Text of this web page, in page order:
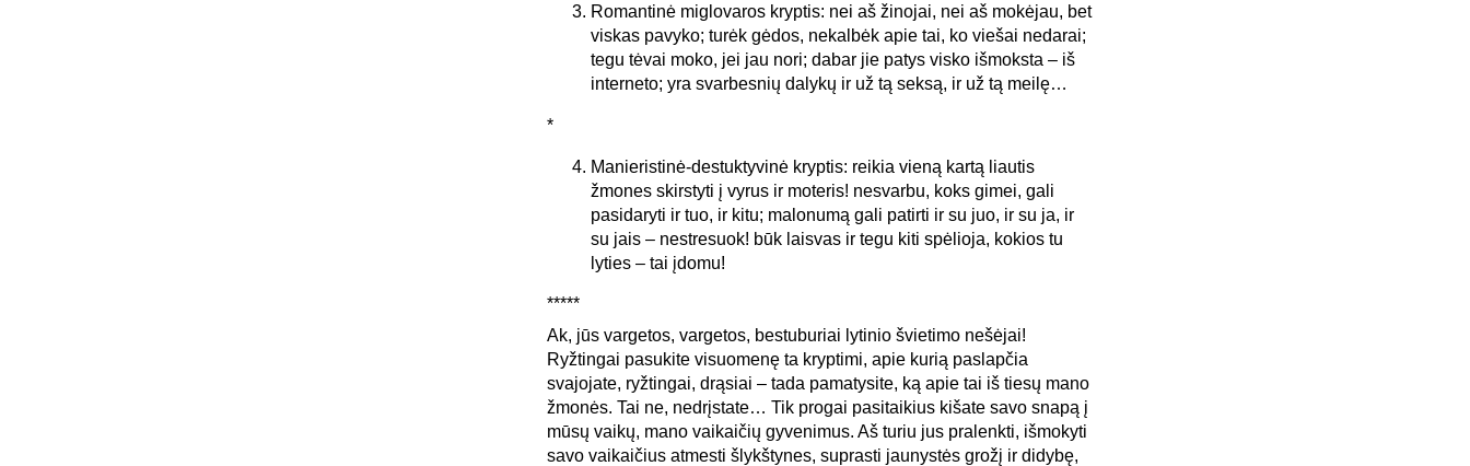
Romantinė miglovaros kryptis: nei aš žinojai, nei aš mokėjau, bet
viskas pavyko; turėk gėdos, nekalbėk apie tai, ko viešai nedarai;
tegu tėvai moko, jei jau nori; dabar jie patys visko išmoksta – iš
interneto; yra svarbesnių dalykų ir už tą seksą, ir už tą meilę…
*
Manieristinė-destuktyvinė kryptis: reikia vieną kartą liautis
žmones skirstyti į vyrus ir moteris! nesvarbu, koks gimei, gali
pasidaryti ir tuo, ir kitu; malonumą gali patirti ir su juo, ir su ja, ir
su jais – nestresuok! būk laisvas ir tegu kiti spėlioja, kokios tu
lyties – tai įdomu!
*****
Ak, jūs vargetos, vargetos, bestuburiai lytinio švietimo nešėjai!
Ryžtingai pasukite visuomenę ta kryptimi, apie kurią paslapčia
svajojate, ryžtingai, drąsiai – tada pamatysite, ką apie tai iš tiesų mano
žmonės. Tai ne, nedrįstate… Tik progai pasitaikius kišate savo snapą į
mūsų vaikų, mano vaikaičių gyvenimus. Aš turiu jus pralenkti, išmokyti
savo vaikaičius atmesti šlykštynes, suprasti jaunystės grožį ir didybę,